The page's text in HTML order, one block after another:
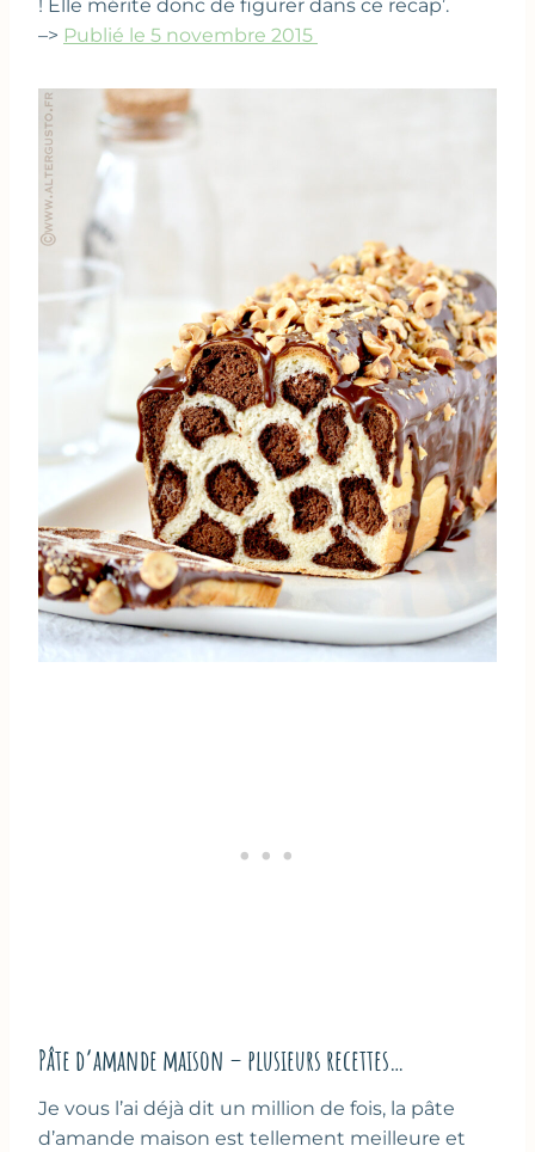
! Elle mérite donc de figurer dans ce recap’.
–> Publié le 5 novembre 2015
Pâte d’amande maison – plusieurs recettes…
Je vous l’ai déjà dit un million de fois, la pâte
d’amande maison est tellement meilleure et